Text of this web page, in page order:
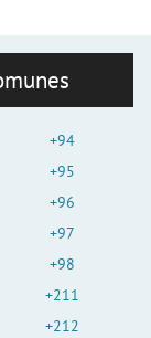
+94
+95
+96
+97
+98
+211
+212